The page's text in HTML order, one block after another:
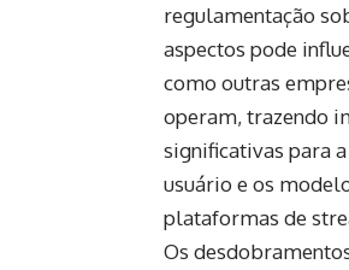
regulamentação
aspectos pode
como outras
operam, trazendo
significativas para
usuário e os
plataformas de
Os